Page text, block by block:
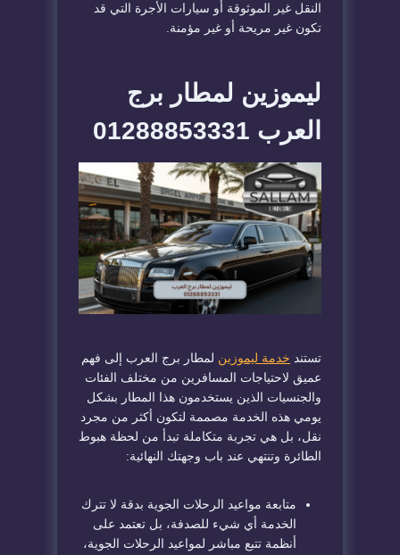
النقل غير الموثوقة أو سيارات الأجرة التي قد
تكون غير مريحة أو غير مؤمنة.
ليموزين لمطار برج
العرب 01288853331
تستند خدمة ليموزين لمطار برج العرب إلى فهم
عميق لاحتياجات المسافرين من مختلف الفئات
والجنسيات الذين يستخدمون هذا المطار بشكل
يومي هذه الخدمة مصممة لتكون أكثر من مجرد
نقل، بل هي تجربة متكاملة تبدأ من لحظة هبوط
الطائرة وتنتهي عند باب وجهتك النهائية:
متابعة مواعيد الرحلات الجوية بدقة لا تترك
الخدمة أي شيء للصدفة، بل تعتمد على
أنظمة تتبع مباشر لمواعيد الرحلات الجوية،